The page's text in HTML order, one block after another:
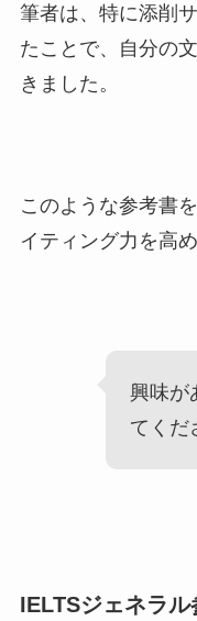
筆者は、特に添削
たことで、自分の
きました。
このような参考書
イティング力を高
興味が
てくだ
IELTSジェネラ